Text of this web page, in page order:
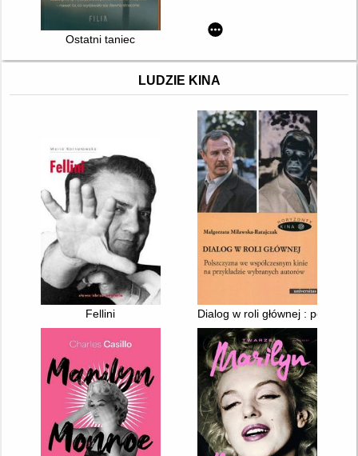
Ostatni taniec
LUDZIE KINA
Fellini Dialog w roli głównej :